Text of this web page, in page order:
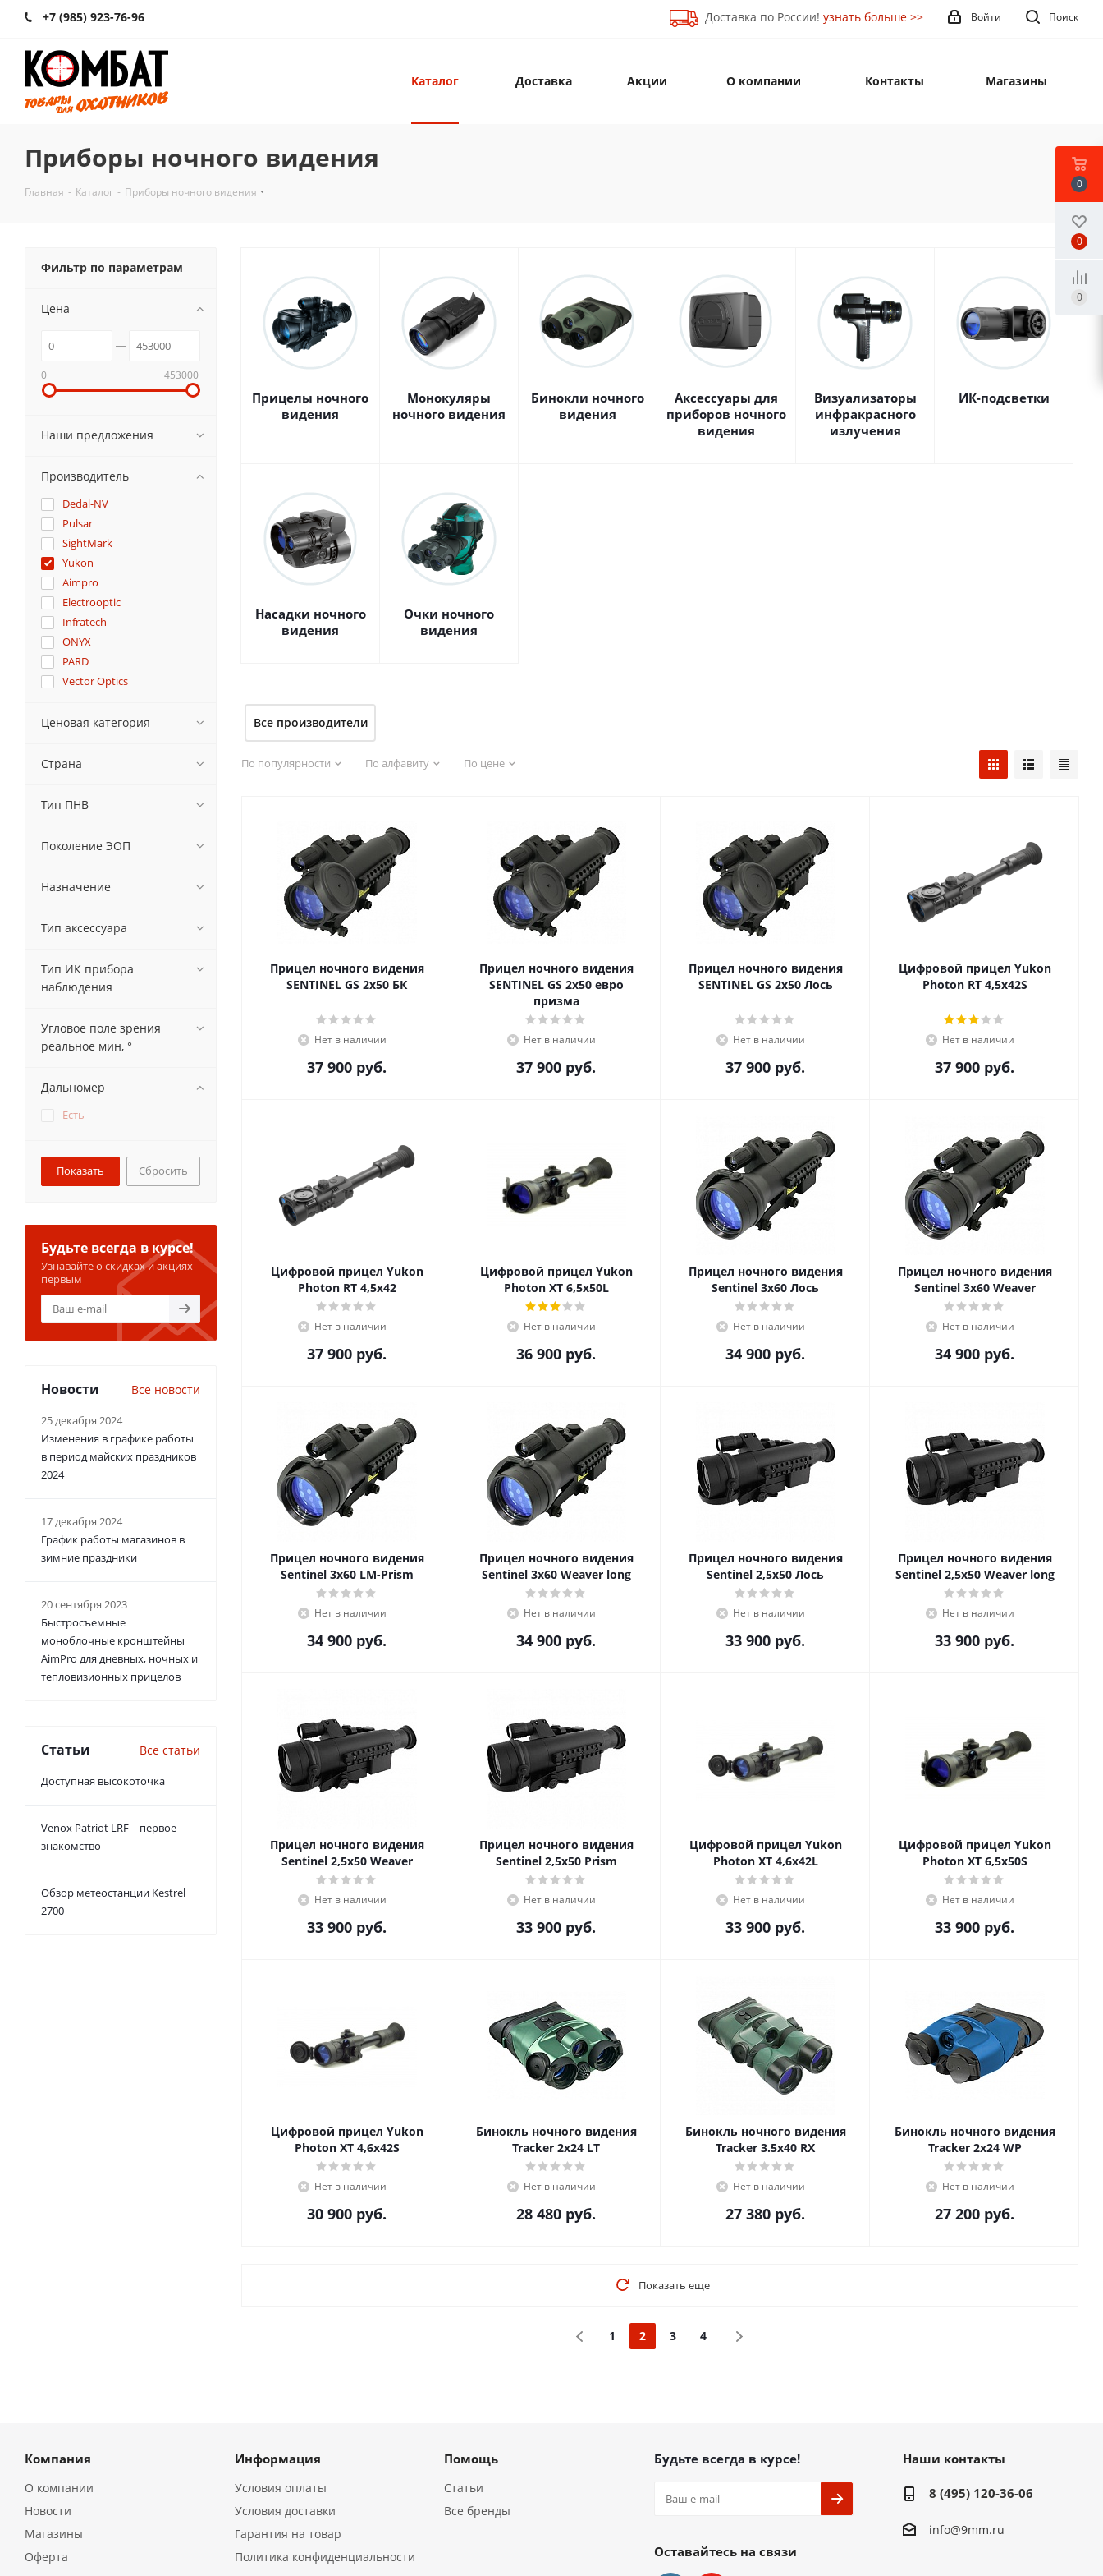
+7 (985) 923-76-96 Поиск
Войти
Доставка по России! узнать больше >>
Каталог Доставка Акции О компании Контакты Магазины
Приборы ночного видения
Главная - Каталог - Приборы ночного видения
Прицелы ночного
видения
Монокуляры
ночного видения
Бинокли ночного
видения
Аксессуары для
приборов ночного
видения
Визуализаторы
инфракрасного
излучения
ИК-подсветки
Насадки ночного
видения
Очки ночного
видения
Все производители
По популярности По алфавиту По цене
Прицел ночного видения
SENTINEL GS 2x50 БК
Нет в наличии
37 900 руб.
Прицел ночного видения
SENTINEL GS 2x50 евро
призма
Нет в наличии
37 900 руб.
Прицел ночного видения
SENTINEL GS 2x50 Лось
Нет в наличии
37 900 руб.
Цифровой прицел Yukon
Photon RT 4,5х42S
Нет в наличии
37 900 руб.
Цифровой прицел Yukon
Photon RT 4,5х42
Нет в наличии
37 900 руб.
Цифровой прицел Yukon
Photon XT 6,5x50L
Нет в наличии
36 900 руб.
Прицел ночного видения
Sentinel 3x60 Лось
Нет в наличии
34 900 руб.
Прицел ночного видения
Sentinel 3x60 Weaver
Нет в наличии
34 900 руб.
Прицел ночного видения
Sentinel 3x60 LM-Prism
Нет в наличии
34 900 руб.
Прицел ночного видения
Sentinel 3x60 Weaver long
Нет в наличии
34 900 руб.
Прицел ночного видения
Sentinel 2,5x50 Лось
Нет в наличии
33 900 руб.
Прицел ночного видения
Sentinel 2,5x50 Weaver long
Нет в наличии
33 900 руб.
Прицел ночного видения
Sentinel 2,5x50 Weaver
Нет в наличии
33 900 руб.
Прицел ночного видения
Sentinel 2,5x50 Prism
Нет в наличии
33 900 руб.
Цифровой прицел Yukon
Photon XT 4,6x42L
Нет в наличии
33 900 руб.
Цифровой прицел Yukon
Photon XT 6,5x50S
Нет в наличии
33 900 руб.
Цифровой прицел Yukon
Photon XT 4,6x42S
Нет в наличии
30 900 руб.
Бинокль ночного видения
Tracker 2x24 LT
Нет в наличии
28 480 руб.
Бинокль ночного видения
Tracker 3.5x40 RX
Нет в наличии
27 380 руб.
Бинокль ночного видения
Tracker 2x24 WP
Нет в наличии
27 200 руб.
Показать еще
1 2 3 4
Фильтр по параметрам
Цена
0 453000
Наши предложения
Производитель
Dedal-NV
Pulsar
SightMark
Yukon
Aimpro
Electrooptic
Infratech
ONYX
PARD
Vector Optics
Беларусь
Комбат
ООО Катод
(Новосибирск)
Ценовая категория
Страна
Тип ПНВ
Поколение ЭОП
Назначение
Тип аксессуара
Тип ИК прибора
наблюдения
Угловое поле зрения
реальное мин, °
Дальномер
Есть
Сбросить
Будьте всегда в курсе!
Узнавайте о скидках и акциях
первым
Новости Все новости
25 декабря 2024
Изменения в графике работы
в период майских праздников
2024
17 декабря 2024
График работы магазинов в
зимние праздники
20 сентября 2023
Быстросъемные
моноблочные кронштейны
AimPro для дневных, ночных и
тепловизионных прицелов
Статьи Все статьи
Доступная высокоточка
Venox Patriot LRF – первое
знакомство
Обзор метеостанции Kestrel
2700
Компания
О компании
Новости
Магазины
Оферта
Информация
Условия оплаты
Условия доставки
Гарантия на товар
Политика конфиденциальности
Помощь
Статьи
Все бренды
Будьте всегда в курсе!
Оставайтесь на связи
Наши контакты
8 (495) 120-36-06
info@9mm.ru
0
0
0